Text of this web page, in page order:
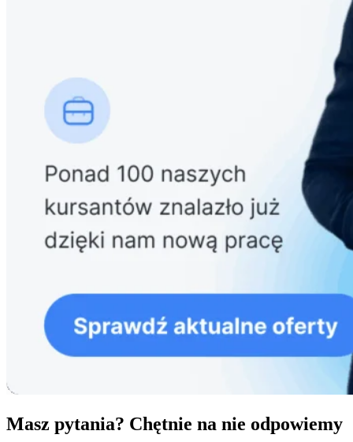
Masz pytania? Chętnie na nie odpowiemy